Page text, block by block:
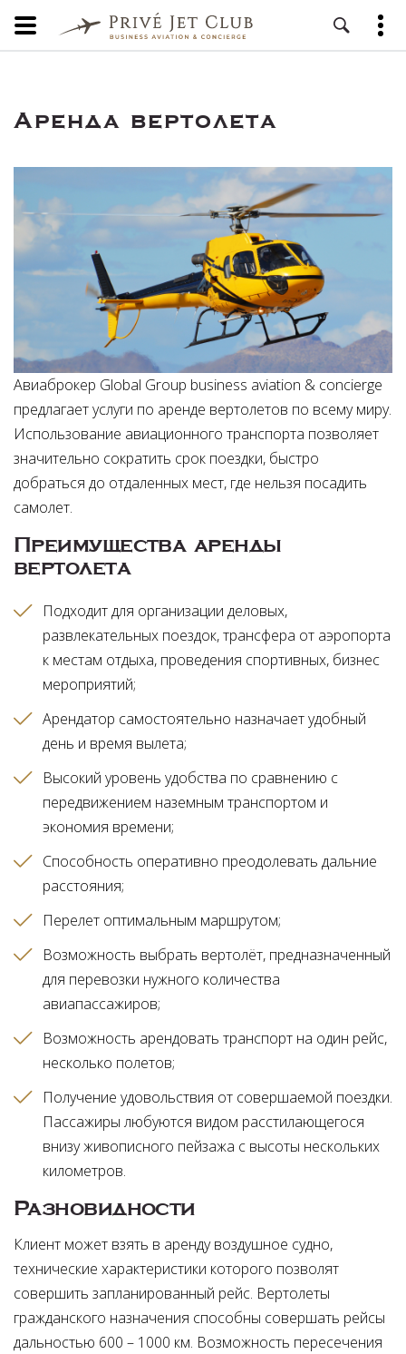
Аренда вертолета
Авиаброкер Global Group business aviation & concierge
предлагает услуги по аренде вертолетов по всему миру.
Использование авиационного транспорта позволяет
значительно сократить срок поездки, быстро
добраться до отдаленных мест, где нельзя посадить
самолет.
Преимущества аренды
вертолета
Подходит для организации деловых,
развлекательных поездок, трансфера от аэропорта
к местам отдыха, проведения спортивных, бизнес
мероприятий
Арендатор самостоятельно назначает удобный
день и время вылета
Высокий уровень удобства по сравнению с
передвижением наземным транспортом и
экономия времени
Способность оперативно преодолевать дальние
расстояния
Перелет оптимальным маршрутом
Возможность выбрать вертолёт, предназначенный
для перевозки нужного количества
авиапассажиров
Возможность арендовать транспорт на один рейс,
несколько полетов
Получение удовольствия от совершаемой поездки.
Пассажиры любуются видом расстилающегося
внизу живописного пейзажа с высоты нескольких
километров
Разновидности
Клиент может взять в аренду воздушное судно,
технические характеристики которого позволят
совершить запланированный рейс. Вертолеты
гражданского назначения способны совершать рейсы
дальностью 600 – 1000 км. Возможность пересечения